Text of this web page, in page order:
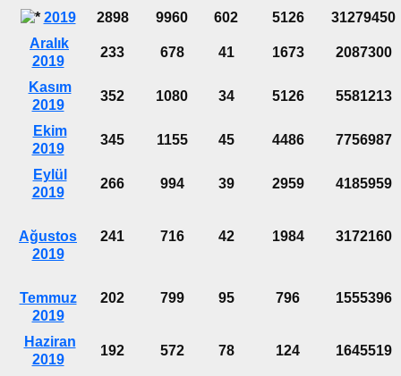
2019 2898 9960 602 5126
31279450
Aralık
2019
233 678 41 1673 2087300
Kasım
2019
352 1080 34 5126 5581213
Ekim
2019
345 1155 45 4486 7756987
Eylül
2019
266 994 39 2959 4185959
Ağustos
2019
241 716 42 1984 3172160
Temmuz
2019
202 799 95 796 1555396
Haziran
2019
192 572 78 124 1645519